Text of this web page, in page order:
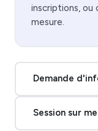
inscriptions, ou
mesure.
Demande
Session sur